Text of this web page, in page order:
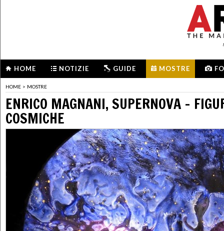
HOME NOTIZIE GUIDE MOSTRE
HOME > MOSTRE
ENRICO MAGNANI, SUPERNOVA -
COSMICHE